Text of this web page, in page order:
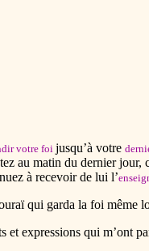
votre foi jusqu’à votre
au matin du dernier
à recevoir de lui l’
qui garda la foi même
et expressions qui m’ont